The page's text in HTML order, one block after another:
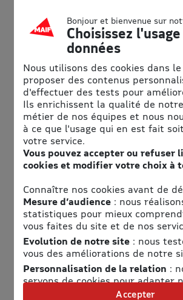
Bultex, expert du
1984, allie technologie
de couchage
Des technologies pour tous
ses innovations au service du mieux
technologies, les dormeurs Bultex
minutes** de sommeil supplémentaires,
réparatrices.
**Bulletin épidémiologique
Enquête sur le sommeil des Français –
interrogées – Illigo – Fév. 2018
Bonjour et bienvenue sur
Choisissez
données
Nous utilisons des cookies dans
proposer des contenus
d'effectuer des tests pour
Ils enrichissent la qualité de
métier de nos équipes et nous
à ce que l'usage qui en est fait
votre service.
Vous pouvez accepter ou refuser
cookies et modifier votre choix à
Connaître nos cookies avant de
Mesure d’audience: nous
statistiques pour mieux
vous faites du site et de nos
Evolution de notre site: nous
vous des améliorations de notre
Personnalisation de la relation :
servons de cookies pour adapter
et personnaliser nos offres
Accepter